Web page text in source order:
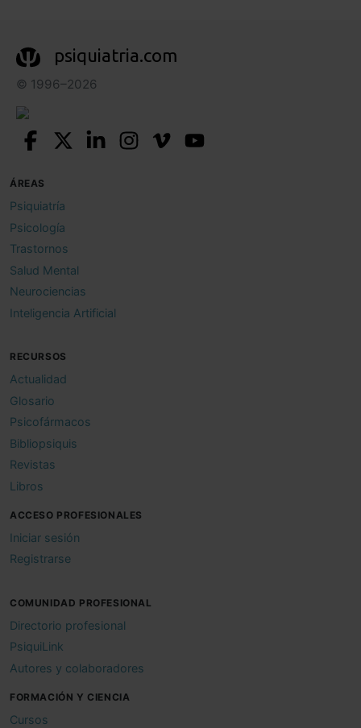
psiquiatria.com
© 1996–2026
ÁREAS
Psiquiatría
Psicología
Trastornos
Salud Mental
Neurociencias
Inteligencia Artificial
RECURSOS
Actualidad
Glosario
Psicofármacos
Bibliopsiquis
Revistas
Libros
ACCESO PROFESIONALES
Iniciar sesión
Registrarse
COMUNIDAD PROFESIONAL
Directorio profesional
PsiquiLink
Autores y colaboradores
FORMACIÓN Y CIENCIA
Cursos